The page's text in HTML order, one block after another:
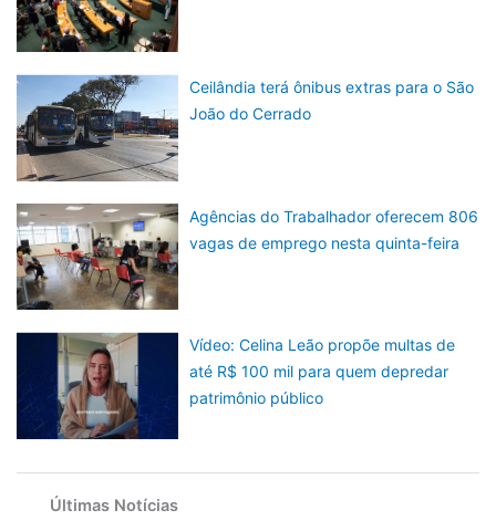
Ceilândia terá ônibus extras para o São
João do Cerrado
Agências do Trabalhador oferecem 806
vagas de emprego nesta quinta-feira
Vídeo: Celina Leão propõe multas de
até R$ 100 mil para quem depredar
patrimônio público
Últimas Notícias